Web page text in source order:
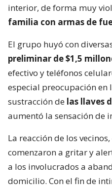
interior, de forma muy
familia con armas de
El grupo huyó con
preliminar de $1,5
efectivo y teléfonos
especial preocupación en
sustracción de las llaves
aumentó la sensación de
La reacción de los
comenzaron a gritar y
a los involucrados a
domicilio. Con el fin de